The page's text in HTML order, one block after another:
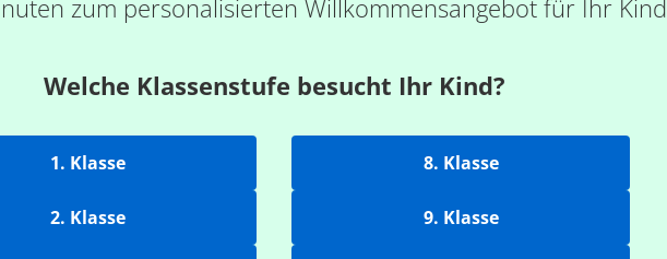
zum personalisierten Willkommensangebot für Ihr Kind
Welche Klassenstufe besucht Ihr Kind?
1. Klasse
2. Klasse
8. Klasse
9. Klasse